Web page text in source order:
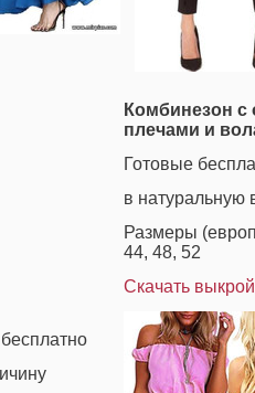
Комбинезон
плечами и
Готовые
в натуральную
Размеры
44, 48, 52
Скачать